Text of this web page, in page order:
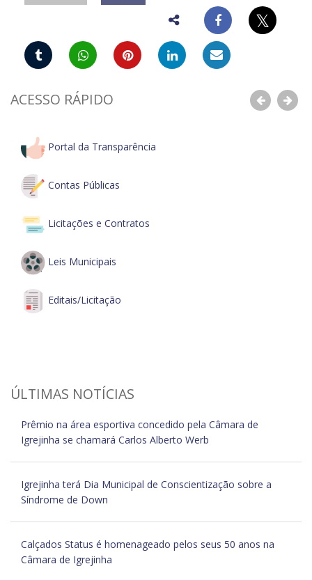
𝕏
ACESSO RÁPIDO Anterior
Portal da Transparência
Contas Públicas
Licitações e Contratos
Leis Municipais
Editais/Licitação
ÚLTIMAS NOTÍCIAS
Prêmio na área esportiva concedido pela Câmara de
Igrejinha se chamará Carlos Alberto Werb
Igrejinha terá Dia Municipal de Conscientização sobre a
Síndrome de Down
Calçados Status é homenageado pelos seus 50 anos na
Câmara de Igrejinha